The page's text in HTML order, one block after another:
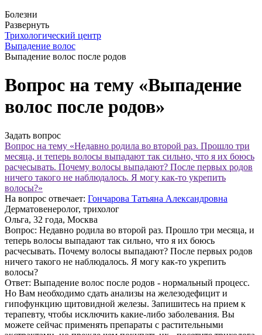
Болезни
Развернуть
Трихологический центр
Выпадение волос
Выпадение волос после родов
Вопрос на тему «Выпадение
волос после родов»
Задать вопрос
Вопрос на тему «Недавно родила во второй раз. Прошло три
месяца, и теперь волосы выпадают так сильно, что я их боюсь
расчесывать. Почему волосы выпадают? После первых родов
ничего такого не наблюдалось. Я могу как-то укрепить
волосы?»
На вопрос отвечает: Гончарова Татьяна Александровна
Дерматовенеролог, трихолог
Ольга, 32 года, Москва
Вопрос: Недавно родила во второй раз. Прошло три месяца, и
теперь волосы выпадают так сильно, что я их боюсь
расчесывать. Почему волосы выпадают? После первых родов
ничего такого не наблюдалось. Я могу как-то укрепить
волосы?
Ответ: Выпадение волос после родов - нормальный процесс.
Но Вам необходимо сдать анализы на железодефицит и
гипофункцию щитовидной железы. Запишитесь на прием к
терапевту, чтобы исключить какие-либо заболевания. Вы
можете сейчас применять препараты с растительными